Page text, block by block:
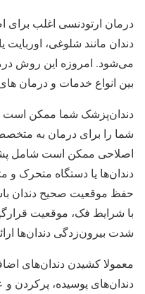
درمان ارتودنسی اغلب برای
دندان مانند شلوغی، اوربایت
می‌شود. امروزه این روش
بین انواع خدمات و درمان
دندان‌پزشک شما ممکن است
شما را برای درمان به
اصلاحی ممکن است شامل
دندان‌ها یا دستگاه متحرک و
حفظ موقعیت صحیح دندان
با شرایط فک، موقعیت
شدت بیرون‌زدگی دندان‌ها
معمولا کشیدن دندان‌های
دندان‌های پوسیده،